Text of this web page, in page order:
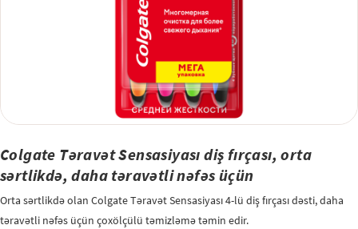
Colgate Təravət Sensasiyası diş fırçası, orta
sərtlikdə, daha təravətli nəfəs üçün
Orta sərtlikdə olan Colgate Təravət Sensasiyası 4-lü diş fırçası dəsti, daha
təravətli nəfəs üçün çoxölçülü təmizləmə təmin edir.